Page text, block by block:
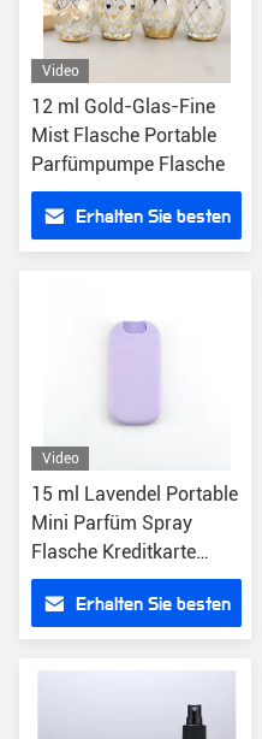
Video
12 ml Gold-Glas-Fine
Mist Flasche Portable
Parfümpumpe Flasche
Erhalten Sie besten
Video
15 ml Lavendel Portable
Mini Parfüm Spray
Flasche Kreditkarte
Feine Nebel Flasche
Erhalten Sie besten